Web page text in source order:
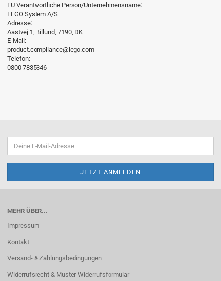
EU Verantwortliche Person/Unternehmensname:
LEGO System A/S
Adresse:
Aastvej 1, Billund, 7190, DK
E-Mail:
product.compliance@lego.com
Telefon:
0800 7835346
MEHR ÜBER...
Impressum
Kontakt
Versand- & Zahlungsbedingungen
Widerrufsrecht & Muster-Widerrufsformular